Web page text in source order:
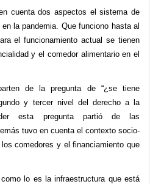
cuenta dos aspectos el sistema de
la pandemia. Que funciono hasta al
el funcionamiento actual se tienen
y el comedor alimentario en el
de la pregunta de “¿se tiene
y tercer nivel del derecho a la
esta pregunta partió de las
tuvo en cuenta el contexto socio-
comedores y el financiamiento que
lo es la infraestructura que está